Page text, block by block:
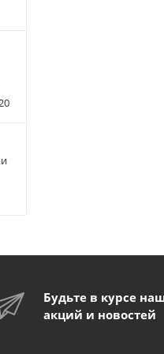
Будьте в курсе
акций и новостей